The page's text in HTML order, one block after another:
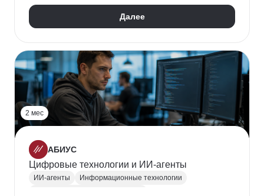
Далее
2 мес
АБИУС
Цифровые технологии и ИИ-агенты
ИИ-агенты
Информационные технологии